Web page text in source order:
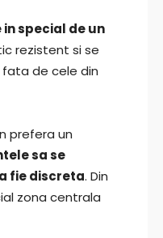
special de un
rezistent si se
de cele din
prefera un
sa se
fie discreta. Din
zona centrala